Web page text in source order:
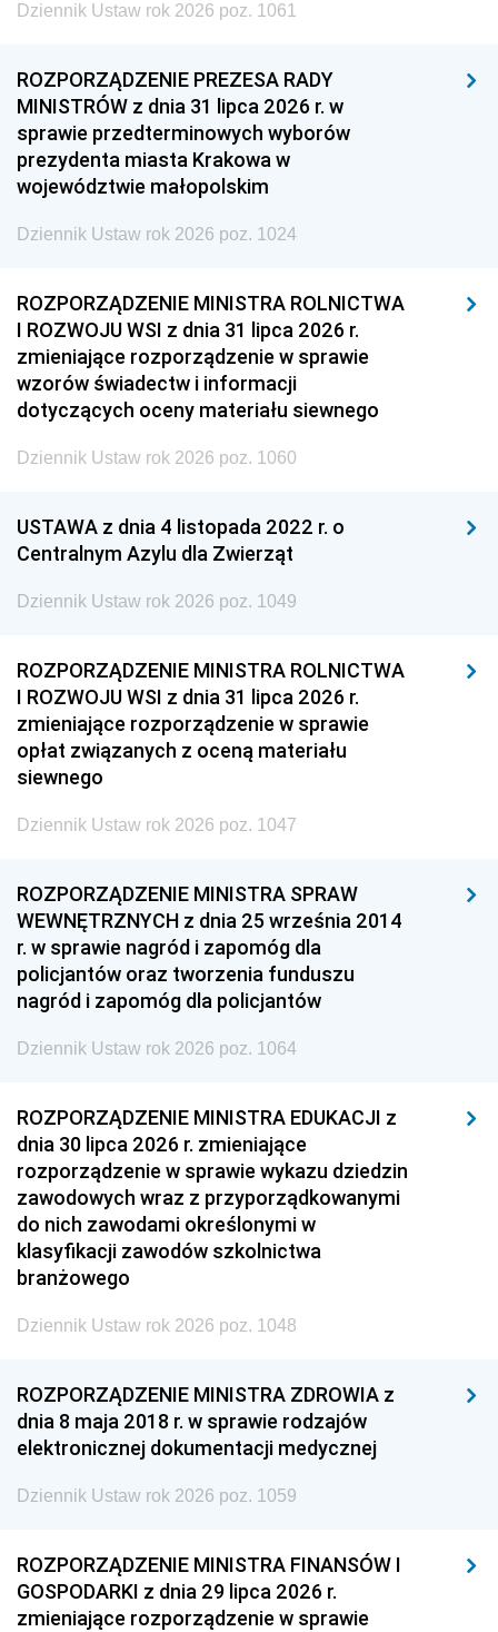
Dziennik Ustaw rok 2026 poz. 1061
ROZPORZĄDZENIE PREZESA RADY
MINISTRÓW z dnia 31 lipca 2026 r. w
sprawie przedterminowych wyborów
prezydenta miasta Krakowa w
województwie małopolskim
Dziennik Ustaw rok 2026 poz. 1024
ROZPORZĄDZENIE MINISTRA ROLNICTWA
I ROZWOJU WSI z dnia 31 lipca 2026 r.
zmieniające rozporządzenie w sprawie
wzorów świadectw i informacji
dotyczących oceny materiału siewnego
Dziennik Ustaw rok 2026 poz. 1060
USTAWA z dnia 4 listopada 2022 r. o
Centralnym Azylu dla Zwierząt
Dziennik Ustaw rok 2026 poz. 1049
ROZPORZĄDZENIE MINISTRA ROLNICTWA
I ROZWOJU WSI z dnia 31 lipca 2026 r.
zmieniające rozporządzenie w sprawie
opłat związanych z oceną materiału
siewnego
Dziennik Ustaw rok 2026 poz. 1047
ROZPORZĄDZENIE MINISTRA SPRAW
WEWNĘTRZNYCH z dnia 25 września 2014
r. w sprawie nagród i zapomóg dla
policjantów oraz tworzenia funduszu
nagród i zapomóg dla policjantów
Dziennik Ustaw rok 2026 poz. 1064
ROZPORZĄDZENIE MINISTRA EDUKACJI z
dnia 30 lipca 2026 r. zmieniające
rozporządzenie w sprawie wykazu dziedzin
zawodowych wraz z przyporządkowanymi
do nich zawodami określonymi w
klasyfikacji zawodów szkolnictwa
branżowego
Dziennik Ustaw rok 2026 poz. 1048
ROZPORZĄDZENIE MINISTRA ZDROWIA z
dnia 8 maja 2018 r. w sprawie rodzajów
elektronicznej dokumentacji medycznej
Dziennik Ustaw rok 2026 poz. 1059
ROZPORZĄDZENIE MINISTRA FINANSÓW I
GOSPODARKI z dnia 29 lipca 2026 r.
zmieniające rozporządzenie w sprawie